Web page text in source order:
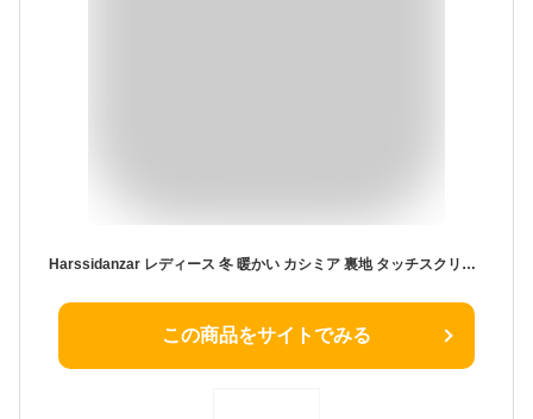
Harssidanzar レディース 冬 暖かい カシミア 裏地 タッチスクリーン テキスト 暖かい 運転 ラムスキン レザーグローブ GL017, ブラック, X-Small
この商品をサイトでみる